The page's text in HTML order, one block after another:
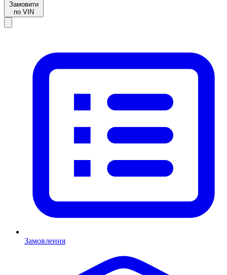
Замовити
по VIN
Замовлення